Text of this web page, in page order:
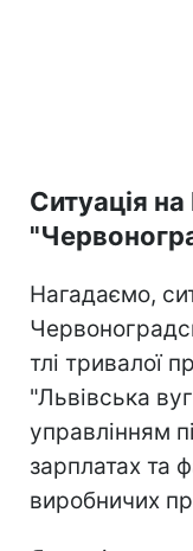
Ситуація
Нагадаємо,
тлі тривалої
"Львівська
управлінням
зарплатах та
виробничих